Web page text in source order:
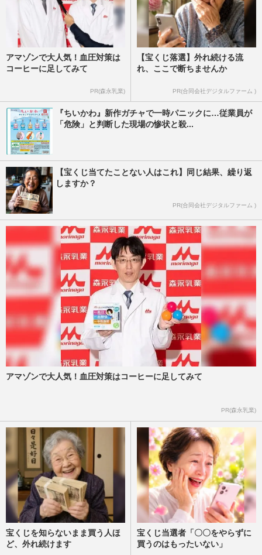
アマゾンで大人気！血圧対策は
コーヒーに足してみて
PR(森永乳業)
【宝くじ落選】外れ続ける流
れ、ここで断ちませんか
PR(合同会社デジタルファーム )
『ちいかわ』新作ガチャで一時パニックに…従業員が
「危険」と判断した現場の惨状と殺...
【宝くじ当てたことない人はこれ】同じ結果、繰り返
しますか？
PR(合同会社デジタルファーム )
アマゾンで大人気！血圧対策はコーヒーに足してみて
PR(森永乳業)
宝くじを知らないまま買う人ほ
ど、外れ続けます
宝くじ当選者「〇〇をやらずに
買うのはもったいない」